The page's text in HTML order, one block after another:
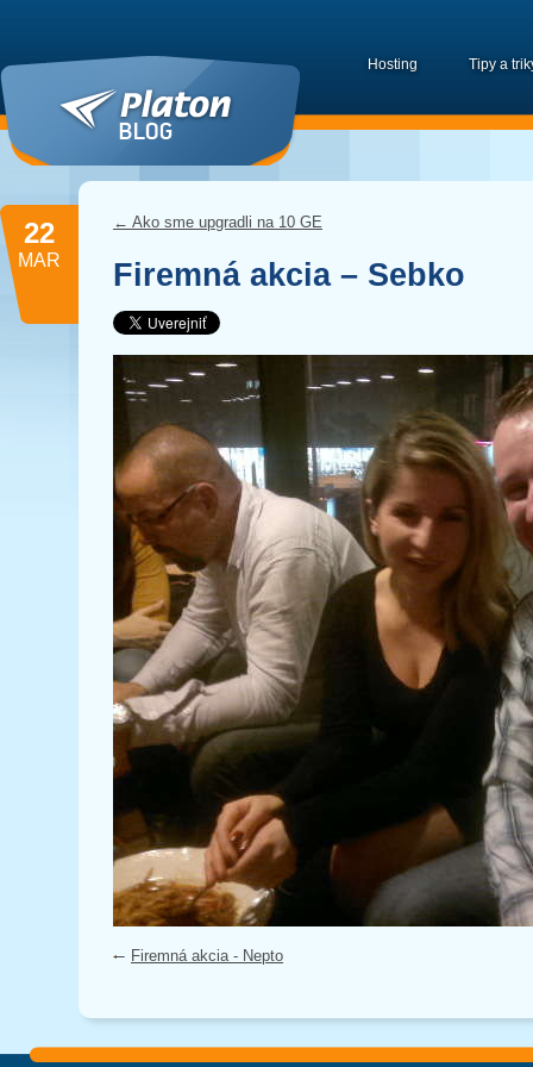
Hosting Tipy a
22
MAR
← Ako sme upgradli na 10 GE
Firemná akcia – Sebko
Firemná akcia - Nepto